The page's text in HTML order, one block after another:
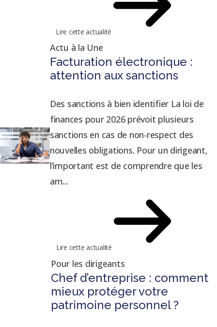
Lire cette actualité
Actu à la Une
Facturation électronique :
attention aux sanctions
Des sanctions à bien identifier La loi de
finances pour 2026 prévoit plusieurs
sanctions en cas de non-respect des
nouvelles obligations. Pour un dirigeant,
l’important est de comprendre que les
am...
Lire cette actualité
Pour les dirigeants
Chef d’entreprise : comment
mieux protéger votre
patrimoine personnel ?